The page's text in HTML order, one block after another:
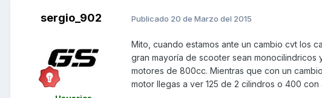
sergio_902 Publicado 20 de Marzo del 2015
Mito, cuando estamos ante un cambio cvt los
gran mayoría de scooter sean monocilindricos
motores de 800cc. Mientras que con un
motor llegas a ver 125 de 2 cilindros o 400 con